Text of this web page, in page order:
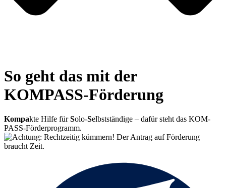
So geht das mit der
KOMPASS-Förderung
Kompakte Hilfe fürSolo‑Selbst­ständige – dafür steht das KOM­
PASS-För­der­pro­gramm.